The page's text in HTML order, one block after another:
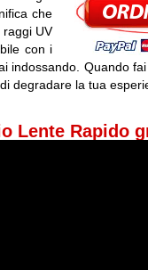
che
UV
con i
indossando. Quando
degradare la tua
Lente Rapido